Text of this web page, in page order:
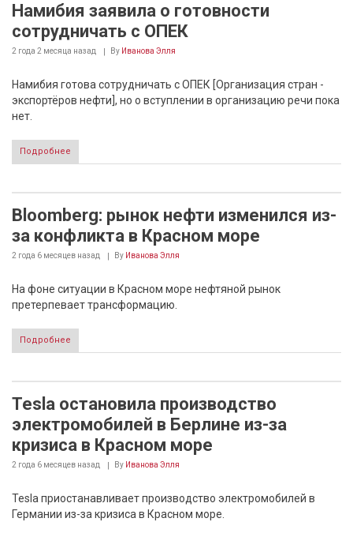
Намибия заявила о готовности
сотрудничать с ОПЕК
2 года 2 месяца назад By Иванова Элля
Намибия готова сотрудничать с ОПЕК [Организация стран -
экспортёров нефти], но о вступлении в организацию речи пока
нет.
Подробнее
Bloomberg: рынок нефти изменился из-
за конфликта в Красном море
2 года 6 месяцев назад By Иванова Элля
На фоне ситуации в Красном море нефтяной рынок
претерпевает трансформацию.
Подробнее
Tesla остановила производство
электромобилей в Берлине из-за
кризиса в Красном море
2 года 6 месяцев назад By Иванова Элля
Tesla приостанавливает производство электромобилей в
Германии из-за кризиса в Красном море.